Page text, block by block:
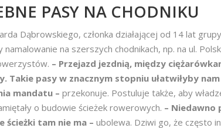
PASY NA CHODNIKU
Dąbrowskiego, członka działającej od 14 lat
namalowanie na szerszych chodnikach, np. na ul.
– Przejazd jezdnią, między
Takie pasy w znacznym stopniu ułatwiłyby
mandatu – przekonuje. Postuluje także, aby
o budowie ścieżek rowerowych. – Niedawno
ścieżki tam nie ma – ubolewa. Dziwi go, że często